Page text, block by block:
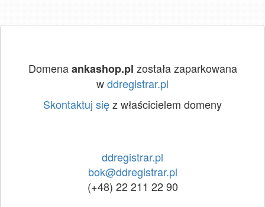
Domenaankashop.pl została zaparkowana
wddregistrar.pl
Skontaktuj sięz właścicielem domeny
ddregistrar.pl
bok@ddregistrar.pl
(+48) 22 211 22 90